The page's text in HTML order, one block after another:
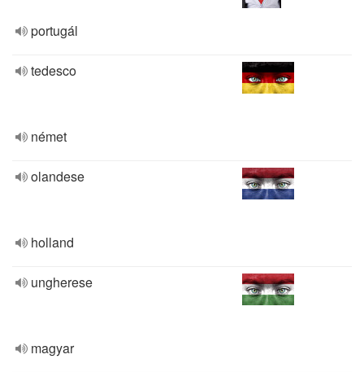
portugál
tedesco
német
olandese
holland
ungherese
magyar